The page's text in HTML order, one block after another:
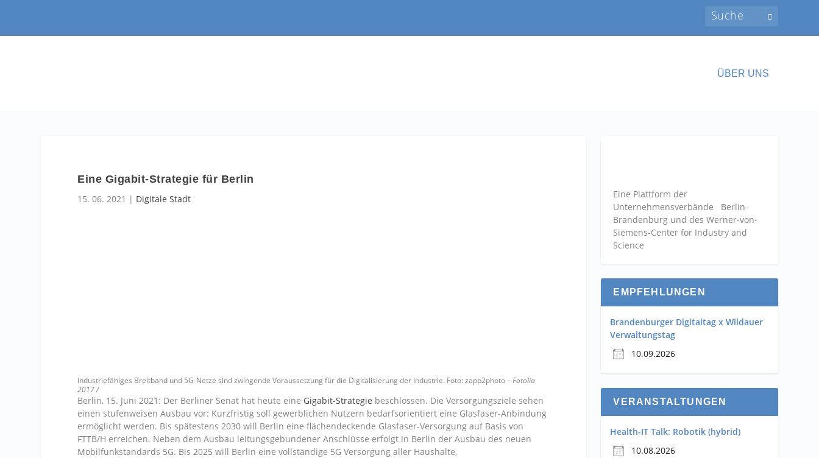
ÜBER UNS
Eine Gigabit-Strategie für Berlin
15. 06. 2021 | Digitale Stadt
Industriefähiges Breitband und 5G-Netze sind zwingende Voraussetzung für die Digitalisierung der Industrie. Foto: zapp2photo –Fotolia
2017 /
Berlin, 15. Juni 2021: Der Berliner Senat hat heute eine Gigabit-Strategie beschlossen. Die Versorgungsziele sehen
einen stufenweisen Ausbau vor: Kurzfristig soll gewerblichen Nutzern bedarfsorientiert eine Glasfaser-Anbindung
ermöglicht werden. Bis spätestens 2030 will Berlin eine flächendeckende Glasfaser-Versorgung auf Basis von
FTTB/H erreichen. Neben dem Ausbau leitungsgebundener Anschlüsse erfolgt in Berlin der Ausbau des neuen
Mobilfunkstandards 5G. Bis 2025 will Berlin eine vollständige 5G Versorgung aller Haushalte,
Eine Plattform der
Unternehmensverbände Berlin-
Brandenburg und des Werner-von-
Siemens-Center for Industry and
Science
EMPFEHLUNGEN
Brandenburger Digitaltag x Wildauer
Verwaltungstag
10.09.2026
VERANSTALTUNGEN
Health-IT Talk: Robotik (hybrid)
10.08.2026